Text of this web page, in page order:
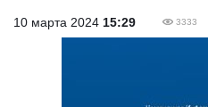
10 марта 2024 15:29 3333